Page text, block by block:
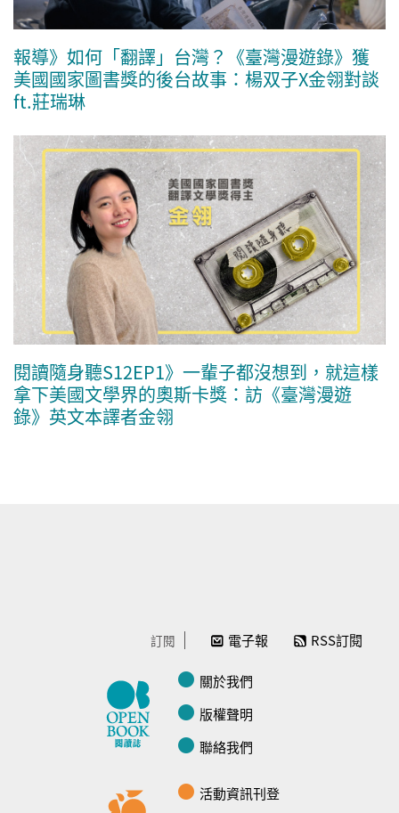
報導》如何「翻譯」台灣？《臺灣漫遊錄》獲
美國國家圖書獎的後台故事：楊双子X金翎對談
ft.莊瑞琳
閱讀隨身聽S12EP1》一輩子都沒想到，就這樣
拿下美國文學界的奧斯卡獎：訪《臺灣漫遊
錄》英文本譯者金翎
訂閱 電子報 RSS訂閱
關於我們
版權聲明
聯絡我們
活動資訊刊登